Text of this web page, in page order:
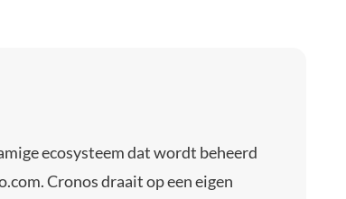
ecosysteem dat wordt beheerd
Cronos draait op een eigen